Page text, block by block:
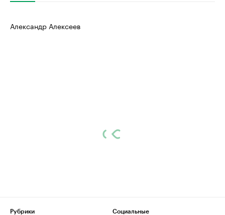
Александр Алексеев
Рубрики
Социальные